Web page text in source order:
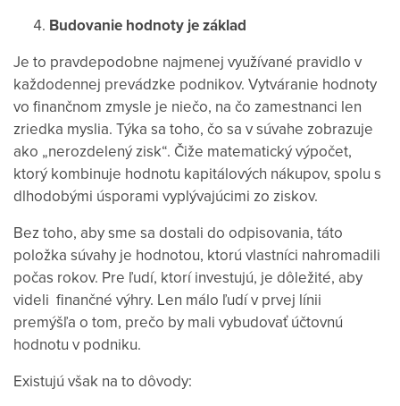
Budovanie hodnoty je základ
Je to pravdepodobne najmenej využívané pravidlo v
každodennej prevádzke podnikov. Vytváranie hodnoty
vo finančnom zmysle je niečo, na čo zamestnanci len
zriedka myslia. Týka sa toho, čo sa v súvahe zobrazuje
ako „nerozdelený zisk“. Čiže matematický výpočet,
ktorý kombinuje hodnotu kapitálových nákupov, spolu s
dlhodobými úsporami vyplývajúcimi zo ziskov.
Bez toho, aby sme sa dostali do odpisovania, táto
položka súvahy je hodnotou, ktorú vlastníci nahromadili
počas rokov. Pre ľudí, ktorí investujú, je dôležité, aby
videli finančné výhry. Len málo ľudí v prvej línii
premýšľa o tom, prečo by mali vybudovať účtovnú
hodnotu v podniku.
Existujú však na to dôvody: